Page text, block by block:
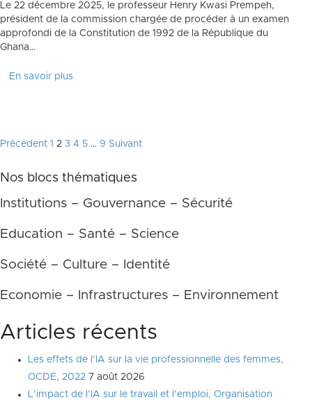
Le 22 décembre 2025, le professeur Henry Kwasi Prempeh,
président de la commission chargée de procéder à un examen
approfondi de la Constitution de 1992 de la République du
Ghana…
En savoir plus
Pagination
des
publications
Précédent 1 2 3 4 5 … 9 Suivant
Nos blocs thématiques
Institutions – Gouvernance – Sécurité
Education – Santé – Science
Société – Culture – Identité
Economie – Infrastructures – Environnement
Articles récents
Les effets de l’IA sur la vie professionnelle des femmes,
OCDE, 2022 7 août 2026
L’impact de l’IA sur le travail et l’emploi, Organisation